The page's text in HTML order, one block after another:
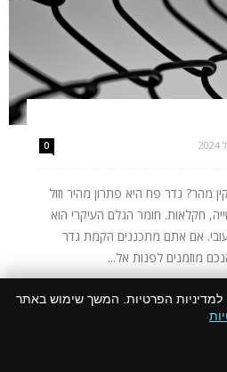
0
גדר פח היא פתרון מהיר וזול
חקלאות. חומר הגלם העיקרי הוא
אם אתם מתכננים הקמת גדר
מוזמנים לפנות אל...
הפרטיות. המשך שימוש באתר